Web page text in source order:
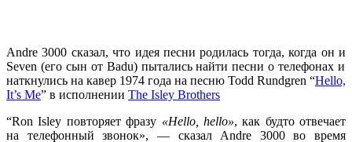
Andre 3000 сказал, что идея песни родилась тогда, когда он и
Seven (его сын от Badu) пытались найти песни о телефонах и
наткнулись на кавер 1974 года на песню Todd Rundgren “Hello,
It’s Me” в исполнении The Isley Brothers
“Ron Isley повторяет фразу «Hello, hello», как будто отвечает
на телефонный звонок», — сказал Andre 3000во время